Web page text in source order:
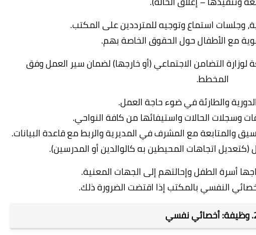
وجلسات استماع وتوجيه للمترددين على المكتب.
مع الأطفال حول الحقوق الخاصة بهم.
لوزارة التضامن الاجتماعي (أو خارجها) لضمان سير العمل وفق
المخطط.
الدورية والطارئة في ضوء حاجة العمل.
وسجلات الحالات واستيفائها من كافة النواحي.
والمتابعة مع المشرف في المديرية والربط مع قاعدة البيانات.
(كتعديل اتجاهات المحيطين به كالوالدين أو المدرسين).
أسرة الطفل وإحالتهم إلى الجهات المعنية.
النفسي بالمكتب إذا اقتضت الضرورة ذلك.
نفسي